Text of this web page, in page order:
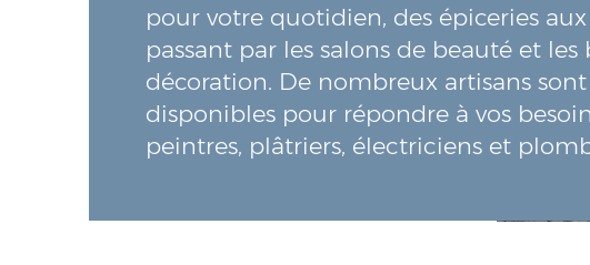
pour votre quotidien, des épiceries
passant par les salons de beauté et
décoration. De nombreux artisans
disponibles pour répondre à vos
peintres, plâtriers, électriciens et